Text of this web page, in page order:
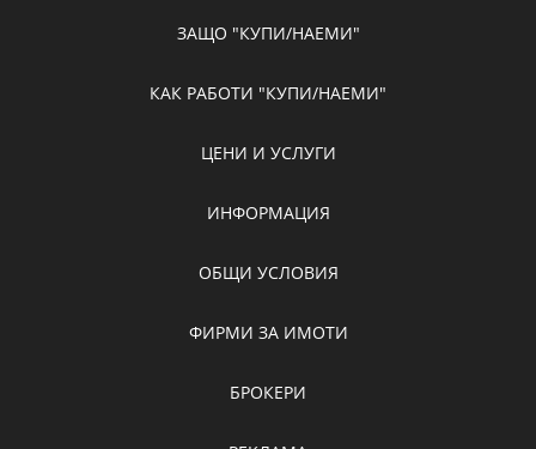
ЗАЩО "КУПИ/НАЕМИ"
КАК РАБОТИ "КУПИ/НАЕМИ"
ЦЕНИ И УСЛУГИ
ИНФОРМАЦИЯ
ОБЩИ УСЛОВИЯ
ФИРМИ ЗА ИМОТИ
БРОКЕРИ